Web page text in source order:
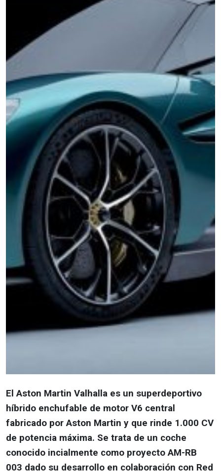
El Aston Martin Valhalla es un superdeportivo
híbrido enchufable de motor V6 central
fabricado por Aston Martin y que rinde 1.000 CV
de potencia máxima. Se trata de un coche
conocido incialmente como proyecto AM-RB
003 dado su desarrollo en colaboración con Red